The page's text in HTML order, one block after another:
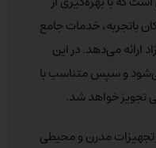
باتجربه، خدمات جامع
ارائه می‌دهد. در این
می‌شود و سپس متناسب با
تجویز خواهد شد.
تجهیزات مدرن و محیطی